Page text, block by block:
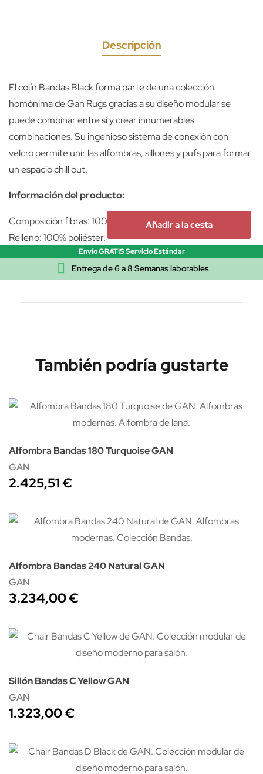
Añadir a la cesta
Envío GRATIS Servicio Estándar
 Entrega de 6 a 8 Semanas laborables
Descripción
El cojín Bandas Black forma parte de una colección
homónima de Gan Rugs gracias a su diseño modular se
puede combinar entre sí y crear innumerables
combinaciones. Su ingenioso sistema de conexión con
velcro permite unir las alfombras, sillones y pufs para formar
un espacio chill out.
Información del producto:
Composición fibras: 100% lana.
Relleno: 100% poliéster.
Dimensiones: 60x40 cm.
También podría gustarte
Alfombra Bandas 180 Turquoise GAN
GAN
2.425,51 €
Alfombra Bandas 240 Natural GAN
GAN
3.234,00 €
Sillón Bandas C Yellow GAN
GAN
1.323,00 €